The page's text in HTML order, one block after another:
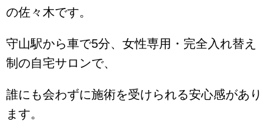
の佐々木です。
守山駅から車で5分、女性専用・完全入れ替え
制の自宅サロンで、
誰にも会わずに施術を受けられる安心感があり
ます。